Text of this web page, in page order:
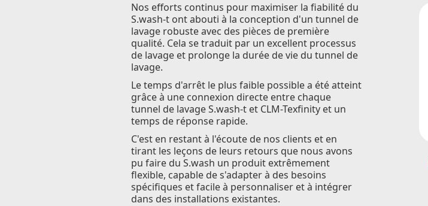
Nos efforts continus pour maximiser la fiabilité du
S.wash-t ont abouti à la conception d'un tunnel de
lavage robuste avec des pièces de première
qualité. Cela se traduit par un excellent processus
de lavage et prolonge la durée de vie du tunnel de
lavage.
Le temps d'arrêt le plus faible possible a été atteint
grâce à une connexion directe entre chaque
tunnel de lavage S.wash-t et CLM-Texfinity et un
temps de réponse rapide.
C'est en restant à l'écoute de nos clients et en
tirant les leçons de leurs retours que nous avons
pu faire du S.wash un produit extrêmement
flexible, capable de s'adapter à des besoins
spécifiques et facile à personnaliser et à intégrer
dans des installations existantes.